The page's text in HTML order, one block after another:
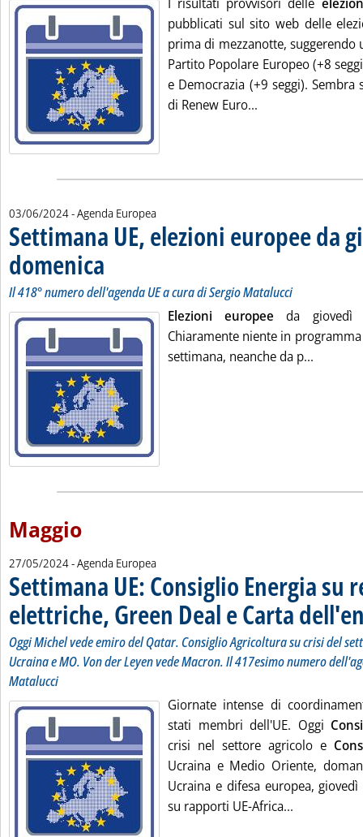
pubblicati sul sito web delle
prima di mezzanotte,
Partito Popolare Europeo (+8
e Democrazia (+9 seggi). Sembra
di Renew Euro...
03/06/2024- Agenda Europea
Settimana UE, elezioni europee da
domenica . Sottotitolo: Il 418° numero dell'agenda UE a cura di Sergio
. Pubblicata lunedì 03 giugno 2024 alle 12.22.
Il 418° numero dell'agenda UE a cura di Sergio Matalucci
Elezioni europee da
Chiaramente niente in
settimana, neanche da p...
Maggio
27/05/2024- Agenda Europea
Settimana UE: Consiglio Energia su
elettriche, Green Deal e Carta
Oggi Michel vede emiro del Qatar. Consiglio Agricoltura su crisi del
Ucraina e MO. Von der Leyen vede Macron. Il 417esimo numero
Matalucci
Giornate intense di
stati membri dell'UE. Oggi
crisi nel settore agricolo e
Ucraina e Medio Oriente,
Ucraina e difesa europea, giovedì
su rapporti UE-Africa...